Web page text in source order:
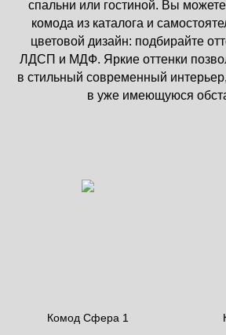
спальни или гостиной. Вы
комода из каталога и
цветовой дизайн: подбирайте
ЛДСП и МДФ. Яркие оттенки
в стильный современный
в уже имеющуюся
Комод Сфера 1